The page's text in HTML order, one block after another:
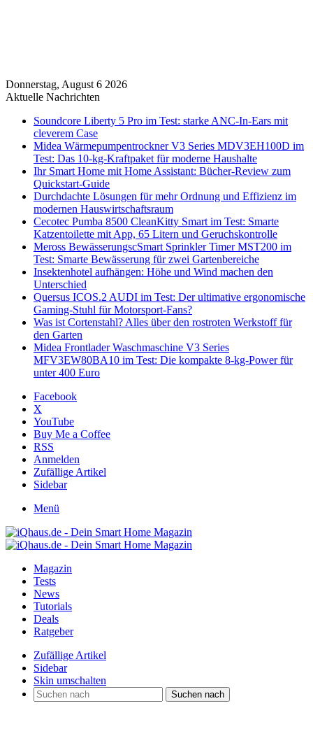
Donnerstag, August 6 2026
Aktuelle Nachrichten
Soundcore Liberty 5 Pro im Test: starke ANC-In-Ears mit
cleverem Case
Midea Wärmepumpentrockner V3 Series MDV3EH100D im
Test: Das 10-kg-Kraftpaket für moderne Haushalte
Ihr Smart Home mit Home Assistant: Bücher-Review zum
Quickstart-Guide
Durchdachte Lösungen für mehr Ordnung und Effizienz im
modernen Hauswirtschaftsraum
Cecotec Pumba 8500 CleanKitty Smart im Test: Smarte
Katzentoilette mit App, 65 Litern und Geruchskontrolle
Meross BewässerungscSmart Sprinkler Timer MST200 im
Test: Smarte Bewässerung für zwei Gartenbereiche
Insektenhotel aufhängen: Höhe und Wind machen den
Unterschied
Quersus ICOS.2 AUDI im Test: Der ultimative ergonomische
Gaming-Stuhl für Motorsport-Fans?
Was ist Cortenstahl? Alles über den rostroten Werkstoff für
den Garten
Midea Frontlader Waschmaschine V3 Series
MFV3EW80BA10 im Test: Die kompakte 8-kg-Power für
unter 400 Euro
Facebook
X
YouTube
Buy Me a Coffee
RSS
Anmelden
Zufällige Artikel
Sidebar
Menü
Magazin
Tests
News
Tutorials
Deals
Ratgeber
Zufällige Artikel
Sidebar
Skin umschalten
Suchen nach